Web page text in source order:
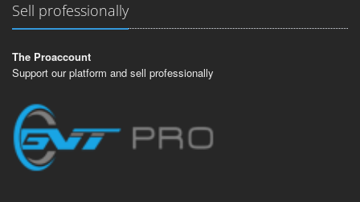
Sell professionally
The Proaccount
Support our platform and sell professionally